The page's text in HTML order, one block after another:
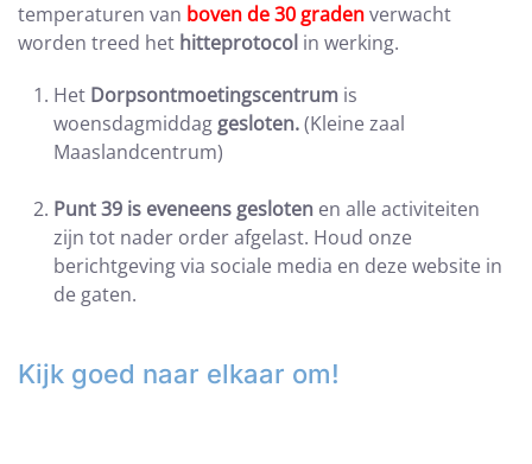
temperaturen van boven de 30 gradenverwacht
worden treed het hitteprotocol in werking.
Het Dorpsontmoetingscentrum is
woensdagmiddaggesloten.(Kleine zaal
Maaslandcentrum)
Punt 39 is eveneens gesloten en alle activiteiten
zijn tot nader order afgelast. Houd onze
berichtgeving via sociale media en deze website in
de gaten.
Kijk goed naar elkaar om!